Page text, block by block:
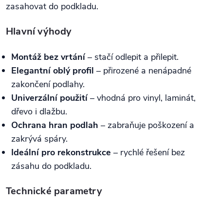
zasahovat do podkladu.
Hlavní výhody
Montáž bez vrtání– stačí odlepit a přilepit.
Elegantní oblý profil – přirozené a nenápadné
zakončení podlahy.
Univerzální použití– vhodná pro vinyl, laminát,
dřevo i dlažbu.
Ochrana hran podlah – zabraňuje poškození a
zakrývá spáry.
Ideální pro rekonstrukce – rychlé řešení bez
zásahu do podkladu.
Technické parametry